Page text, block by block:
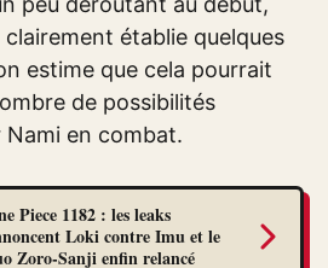
établie quelques
estime que cela pourrait
de possibilités
en combat.
Piece 1182 : les leaks
Loki contre Imu et le
Zoro-Sanji enfin relancé